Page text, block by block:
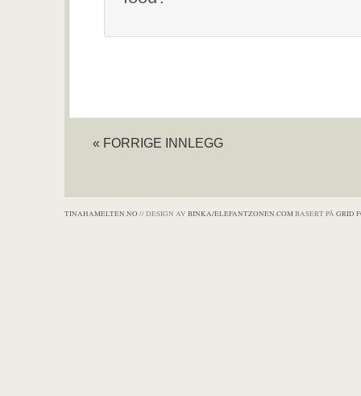
« FORRIGE INNLEGG
TINAHAMELTEN.NO // DESIGN AV BINKA/ELEFANTZONEN.COMBASERT PÅ GRID